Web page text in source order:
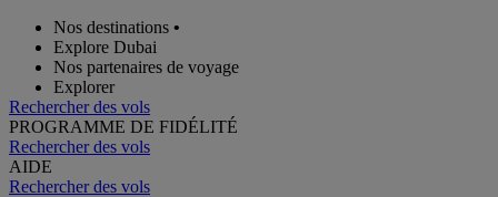
Nos destinations •
Explore Dubai
Nos partenaires de voyage
Explorer
Rechercher des vols
PROGRAMME DE FIDÉLITÉ
Rechercher des vols
AIDE
Rechercher des vols